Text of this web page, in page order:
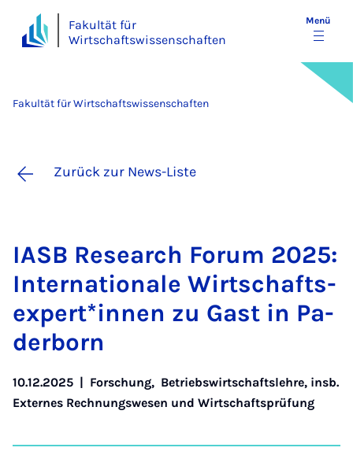
Fakultät für
Wirtschaftswissenschaften
Menü
Fakultät für Wirtschaftswissenschaften
Zurück zur News-Liste
IASB Re­sea­rch Fo­rum 2025:
In­ter­na­ti­o­na­le Wirt­schafts­
ex­per­t*in­nen zu Gast in Pa­
der­born
10.12.2025 | Forschung, Betriebswirtschaftslehre, insb.
Externes Rechnungswesen und Wirtschaftsprüfung